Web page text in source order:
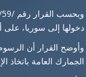
دخولها إلى سوريا، على
وأوضح القرار أن
الجمارك العامة باتخاذ